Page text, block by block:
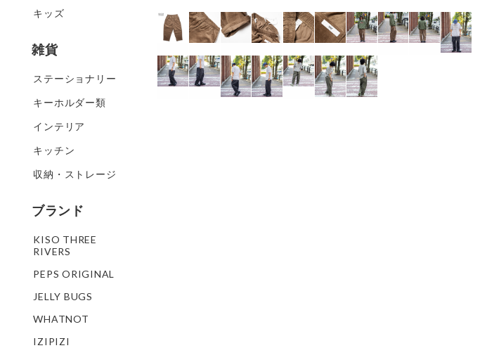
キッズ
雑貨
ステーショナリー
キーホルダー類
インテリア
キッチン
収納・ストレージ
ブランド
KISO THREE
RIVERS
PEPS ORIGINAL
JELLY BUGS
WHATNOT
IZIPIZI